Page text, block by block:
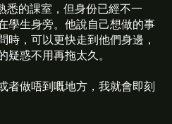
悉的課室，但身份已經不一
學生身旁。他說自己想做的事
時，可以更快走到他們身邊，
疑惑不用再拖太久。
者做唔到嘅地方，我就會即刻